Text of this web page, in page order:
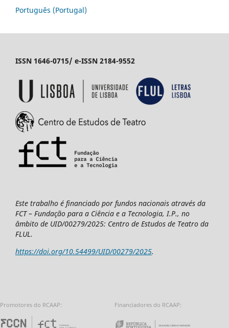
Português (Portugal)
ISSN 1646-0715/ e-ISSN 2184-9552
Este trabalho é financiado por fundos nacionais através da
FCT – Fundação para a Ciência e a Tecnologia, I.P., no
âmbito de UID/00279/2025: Centro de Estudos de Teatro da
FLUL.
https://doi.org/10.54499/UID/00279/2025.
Promotores do RCAAP:
Fundação para a Ciência e a Tecnologia -
Financiadores do RCAAP: